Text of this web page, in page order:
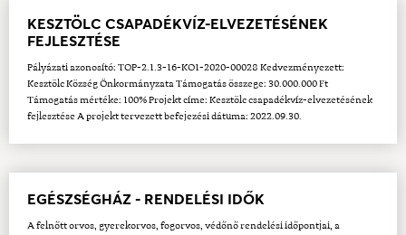
KESZTÖLC CSAPADÉKVÍZ-ELVEZETÉSÉNEK
FEJLESZTÉSE
Pályázati azonosító: TOP-2.1.3-16-KO1-2020-00028 Kedvezményezett:
Kesztölc Község Önkormányzata Támogatás összege: 30.000.000 Ft
Támogatás mértéke: 100% Projekt címe: Kesztölc csapadékvíz-elvezetésének
fejlesztése A projekt tervezett befejezési dátuma: 2022.09.30.
EGÉSZSÉGHÁZ - RENDELÉSI IDŐK
A felnőtt orvos, gyerekorvos, fogorvos, védőnő rendelési időpontjai, a